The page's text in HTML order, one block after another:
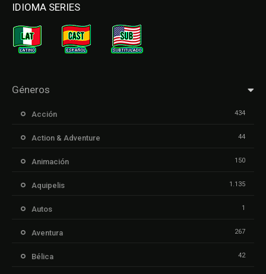
IDIOMA SERIES
Géneros
Acción 434
Action & Adventure 44
Animación 150
Aquipelis 1.135
Autos 1
Aventura 267
Bélica 42